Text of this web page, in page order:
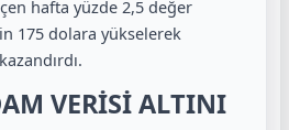
hafta yüzde 2,5 değer
175 dolara yükselerek
VERİSİ ALTINI